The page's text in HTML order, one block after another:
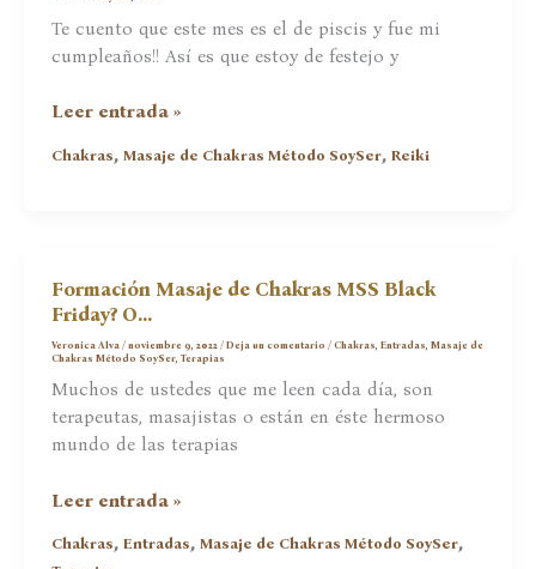
Te cuento que este mes es el de piscis y fue mi
cumpleaños!! Así es que estoy de festejo y
Sorteo
Becas
Chakras
Método
SoySer
Leer entrada »
Chakras,Masaje de Chakras Método SoySer,Reiki
Formación Masaje de Chakras MSS Black
Friday? O…
Veronica Alva/noviembre 9, 2022/Deja un comentario /Chakras ,Entradas ,Masaje de
Chakras Método SoySer ,Terapias
Muchos de ustedes que me leen cada día, son
terapeutas, masajistas o están en éste hermoso
mundo de las terapias
Formación
de
Leer entrada »
Chakras,Entradas,Masaje de Chakras Método SoySer,